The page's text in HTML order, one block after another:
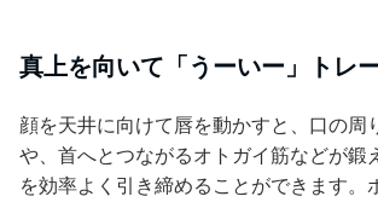
真上を向いて「うーいー」トレ
顔を天井に向けて唇を動かすと、口の周
や、首へとつながるオトガイ筋などが鍛
を効率よく引き締めることができます。